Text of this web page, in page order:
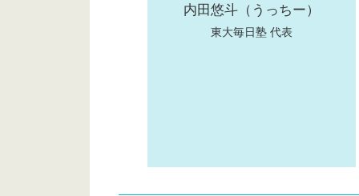
内田悠斗（うっちー）
東大毎日塾 代表